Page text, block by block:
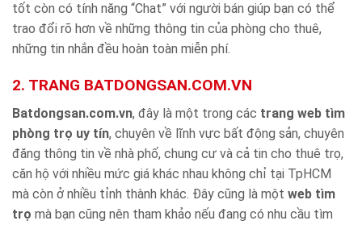
tốt còn có tính năng “Chat” với người bán giúp bạn có thể
trao đổi rõ hơn về những thông tin của phòng cho thuê,
những tin nhắn đều hoàn toàn miễn phí.
2. TRANG BATDONGSAN.COM.VN
Batdongsan.com.vn, đây là một trong các trang web tìm
phòng trọ uy tín, chuyên về lĩnh vực bất động sản, chuyên
đăng thông tin về nhà phố, chung cư và cả tin cho thuê trọ,
căn hộ với nhiều mức giá khác nhau không chỉ tại TpHCM
mà còn ở nhiều tỉnh thành khác. Đây cũng là một web tìm
trọ mà bạn cũng nên tham khảo nếu đang có nhu cầu tìm